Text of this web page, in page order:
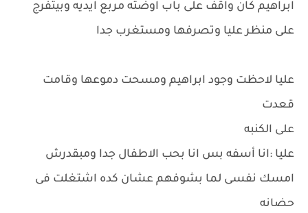
ابراهيم كان واقف على باب اوضته مربع ايديه وبيتفرج
على منظر عليا وتصرفها ومستغرب جدا
عليا لاحظت وجود ابراهيم ومسحت دموعها وقامت
قعدت
على الكنبه
عليا :انا أسفه بس انا بحب الاطفال جدا ومبقدرش
امسك نفسى لما بشوفهم عشان كده اشتغلت فى
حضانه